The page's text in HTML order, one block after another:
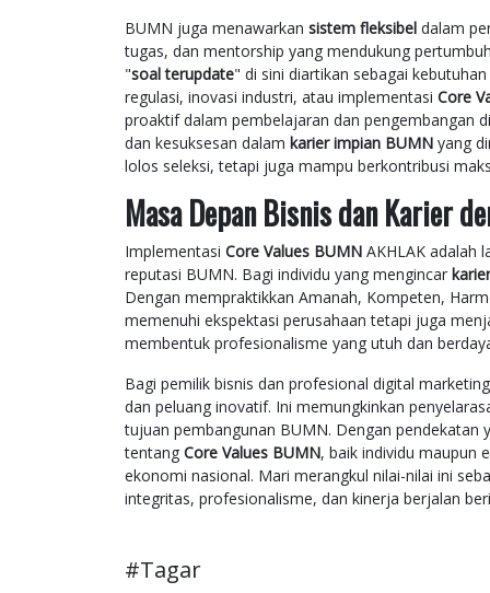
BUMN juga menawarkan sistem fleksibel dalam
tugas, dan mentorship yang mendukung
"soal terupdate" di sini diartikan sebagai
regulasi, inovasi industri, atau implementasi Core
proaktif dalam pembelajaran dan pengembangan
dan kesuksesan dalam karier impian BUMN yang
lolos seleksi, tetapi juga mampu berkontribusi
Masa Depan Bisnis dan Karier
Implementasi Core Values BUMN AKHLAK adalah
reputasi BUMN. Bagi individu yang mengincar
Dengan mempraktikkan Amanah, Kompeten,
memenuhi ekspektasi perusahaan tetapi juga
membentuk profesionalisme yang utuh dan
Bagi pemilik bisnis dan profesional digital
dan peluang inovatif. Ini memungkinkan
tujuan pembangunan BUMN. Dengan
tentang Core Values BUMN, baik individu maupun
ekonomi nasional. Mari merangkul nilai-nilai ini
integritas, profesionalisme, dan kinerja berjalan
#Tagar